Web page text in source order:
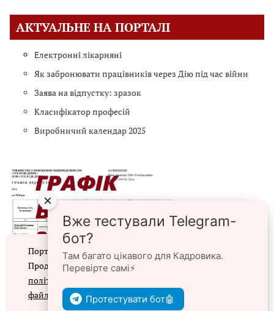
АКТУАЛЬНЕ НА ПОРТАЛІ
Електронні лікарняні
Як забронювати працівників через Дію під час війни
Заява на відпустку: зразок
Класифікатор професій
Виробничий календар 2025
⭐ЗРАЗКИ⭐
Портал prokadry.com.ua використовує файли cookie.
Продовжуючи перегляд порталу, ви погоджуєтеся з
політикою конфіденційності
файлів cookie
Вже тестували Telegram-
бот?
Там багато цікавого для Кадровика.
Перевірте самі⚡️
Протестувати бот🤖
×